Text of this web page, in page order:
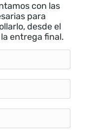
con las
para
desde el
entrega final.